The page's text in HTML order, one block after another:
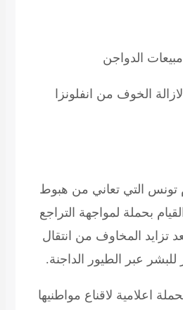
الدواجن
الخوف من انفلونزا
تونس التي تعاني من هبوط
بحملة لمواجهة التراجع
تزايد المخاوف من انتقال
للبشر عبر الطيور الداجنة.
اعلامية لاقناع مواطنيها